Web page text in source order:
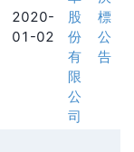
2020-
01-02
股
份
有
限
公
司
標
公
告